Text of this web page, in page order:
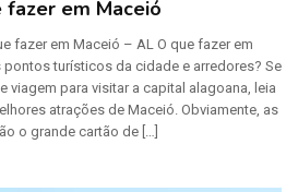
fazer em Maceió
fazer em Maceió – AL O que fazer em
turísticos da cidade e arredores? Se
viagem para visitar a capital alagoana, leia
atrações de Maceió. Obviamente, as
o grande cartão de […]